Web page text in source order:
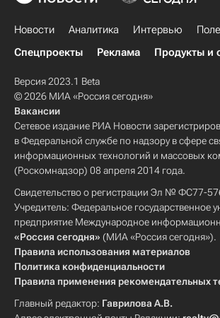
Новости Аналитика Интервью
Спецпроекты
Реклама Продукты и
Версия 2023.1 Beta
© 2026 МИА «Россия сегодня»
Вакансии
Сетевое издание РИА Новости
в Федеральной службе по надзору в сфере
информационных технологий и массовых
(Роскомнадзор) 08 апреля 2014 года.
Свидетельство о регистрации Эл № ФС77-
Учредитель: Федеральное государственное
предприятие Международное
«Россия сегодня» (МИА «Россия сегодня»).
Правила использования материалов
Политика конфиденциальности
Правила применения рекомендательных
Главный редактор: Гаврилова А.В.